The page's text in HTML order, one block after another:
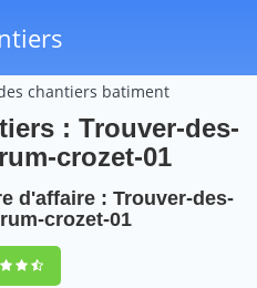
chantiers batiment
: Trouver-des-
crozet-01
d'affaire : Trouver-des-
crozet-01